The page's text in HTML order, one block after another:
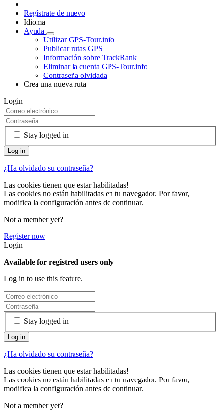
Regístrate de nuevo
Idioma
Ayuda
Utilizar GPS-Tour.info
Publicar rutas GPS
Información sobre TrackRank
Eliminar la cuenta GPS-Tour.info
Contraseña olvidada
Crea una nueva ruta
Login
Stay logged in
¿Ha olvidado su contraseña?
Las cookies tienen que estar habilitadas!
Las cookies no están habilitadas en tu navegador. Por favor,
modifica la configuración antes de continuar.
Not a member yet?
Register now
Login
Available for registred users only
Log in to use this feature.
Stay logged in
¿Ha olvidado su contraseña?
Las cookies tienen que estar habilitadas!
Las cookies no están habilitadas en tu navegador. Por favor,
modifica la configuración antes de continuar.
Not a member yet?